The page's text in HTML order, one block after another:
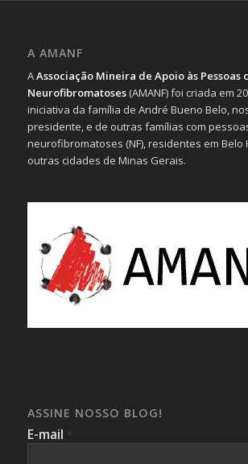
A AMANF
AAssociação Mineira de Apoio às Pessoas
Neurofibromatoses(AMANF) foi criada em
iniciativa da família de André Bueno Belo,
presidente, e de outras famílias com
neurofibromatoses (NF), residentes em Belo
outras cidades de Minas Gerais.
ASSINE NOSSO BLOG!
E-mail *